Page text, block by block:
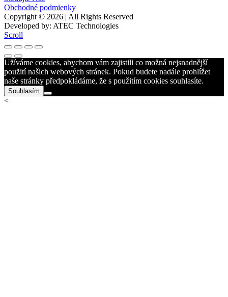
Obchodné podmienky
Copyright © 2026 | All Rights Reserved
Developed by: ATEC Technologies
Scroll
Užíváme cookies, abychom vám zajistili co možná nejsnadnější
použití našich webových stránek. Pokud budete nadále prohlížet
naše stránky předpokládáme, že s použitím cookies souhlasíte.
Souhlasím
<